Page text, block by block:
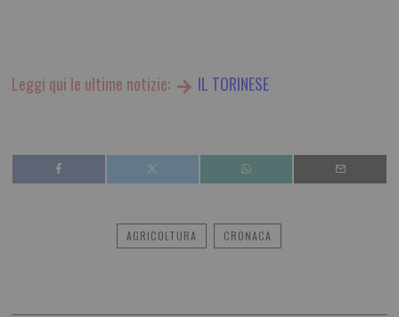
Leggi qui le ultime notizie: IL TORINESE
AGRICOLTURA CRONACA